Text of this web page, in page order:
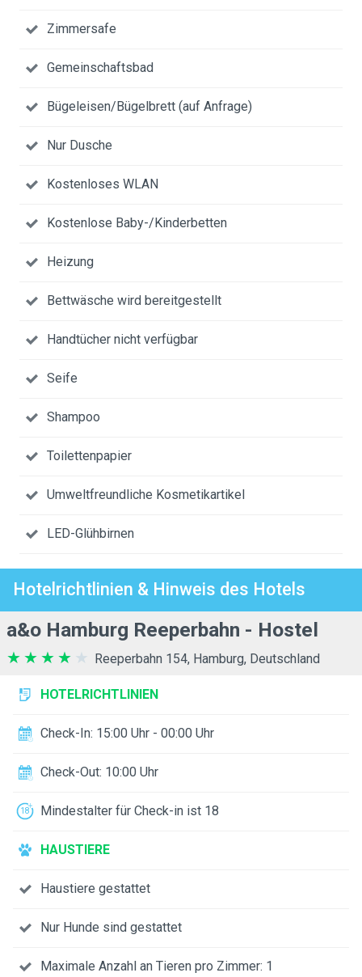
Zimmersafe
Gemeinschaftsbad
Bügeleisen/Bügelbrett (auf Anfrage)
Nur Dusche
Kostenloses WLAN
Kostenlose Baby-/Kinderbetten
Heizung
Bettwäsche wird bereitgestellt
Handtücher nicht verfügbar
Seife
Shampoo
Toilettenpapier
Umweltfreundliche Kosmetikartikel
LED-Glühbirnen
Hotelrichtlinien & Hinweis des Hotels
a&o Hamburg Reeperbahn - Hostel
Reeperbahn 154, Hamburg, Deutschland
HOTELRICHTLINIEN
Check-In: 15:00 Uhr - 00:00 Uhr
Check-Out: 10:00 Uhr
Mindestalter für Check-in ist 18
HAUSTIERE
Haustiere gestattet
Nur Hunde sind gestattet
Maximale Anzahl an Tieren pro Zimmer: 1